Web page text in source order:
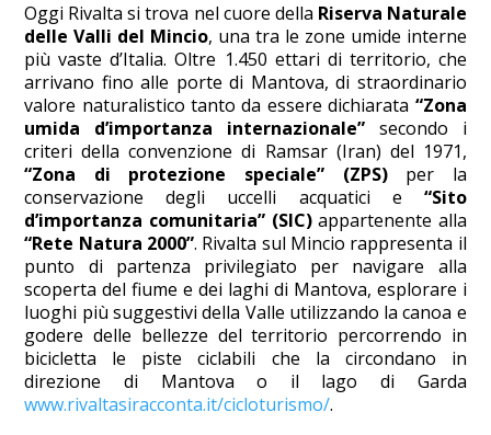
Oggi Rivalta si trova nel cuore della Riserva Naturale
delle Valli del Mincio, una tra le zone umide interne
più vaste d’Italia. Oltre 1.450 ettari di territorio, che
arrivano fino alle porte di Mantova, di straordinario
valore naturalistico tanto da essere dichiarata “Zona
umida d’importanza internazionale” secondo i
criteri della convenzione di Ramsar (Iran) del 1971,
“Zona di protezione speciale” (ZPS)per la
conservazione degli uccelli acquatici e “Sito
d’importanza comunitaria” (SIC)appartenente alla
“Rete Natura 2000”. Rivalta sul Mincio rappresenta il
punto di partenza privilegiato per navigare alla
scoperta del fiume e dei laghi di Mantova, esplorare i
luoghi più suggestivi della Valle utilizzando la canoa e
godere delle bellezze del territorio percorrendo in
bicicletta le piste ciclabili che la circondano in
direzione di Mantova o il lago di Garda
www.rivaltasiracconta.it/cicloturismo/.